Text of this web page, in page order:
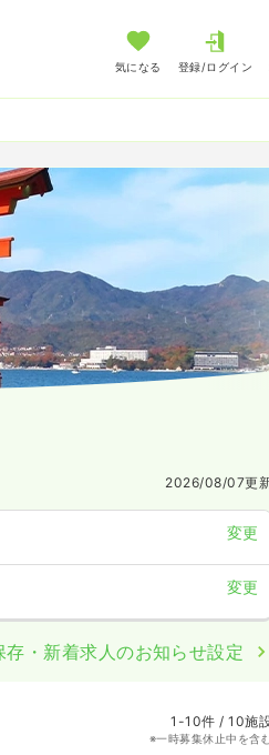
気になる 登録/ログイン
2026/08/07更
変更
変更
存・新着求人のお知らせ設定
1-10件 / 10施
※一時募集休止中を含